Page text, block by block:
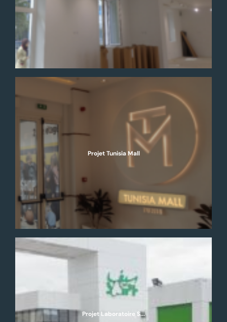
Projet Tunisia Mall
Projet Laboratoire S...